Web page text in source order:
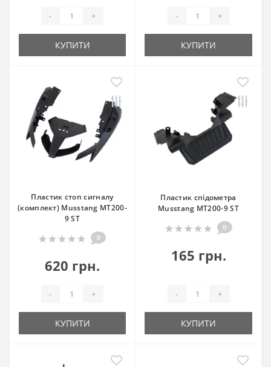
- +
КУПИТИ
- +
КУПИТИ
Пластик стоп сигналу
(комплект) Musstang МТ200-
9 ST
0
620 грн.
- +
КУПИТИ
Пластик спідометра
Musstang МТ200-9 ST
0
165 грн.
- +
КУПИТИ